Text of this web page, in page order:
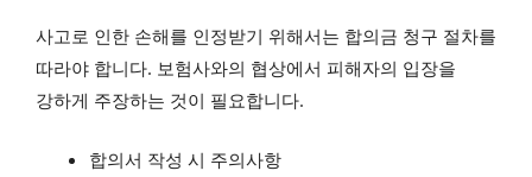
사고로 인한 손해를 인정받기 위해서는 합의금 청구 절차를
따라야 합니다. 보험사와의 협상에서 피해자의 입장을
강하게 주장하는 것이 필요합니다.
합의서 작성 시 주의사항